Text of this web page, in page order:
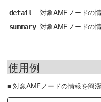
detail 対象AMFノードの
summary 対象AMFノードの
使用例
■ 対象AMFノードの情報を簡潔